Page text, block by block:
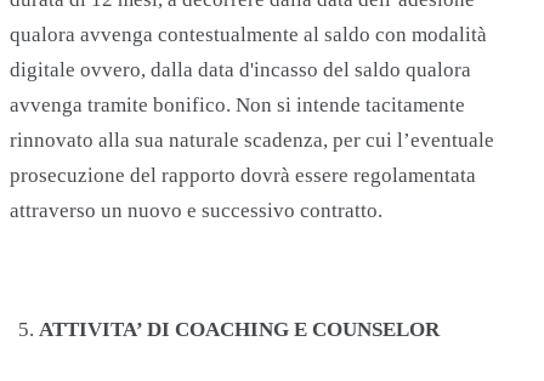
qualora avvenga contestualmente al saldo con modalità
digitale ovvero, dalla data d'incasso del saldo qualora
avvenga tramite bonifico. Non si intende tacitamente
rinnovato alla sua naturale scadenza, per cui l’eventuale
prosecuzione del rapporto dovrà essere regolamentata
attraverso un nuovo e successivo contratto.
ATTIVITA’ DI COACHING E COUNSELOR